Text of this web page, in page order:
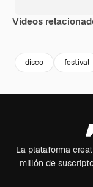
Vídeos
disco festival
La plataforma
millón de